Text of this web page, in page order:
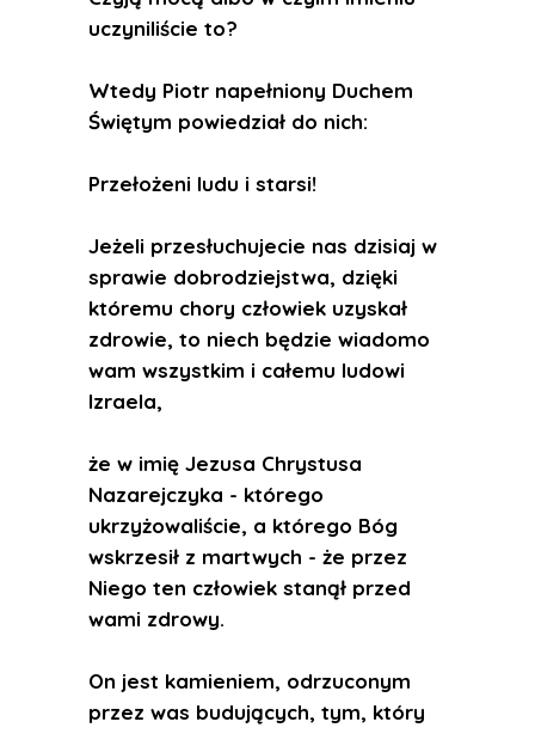
uczyniliście to?
Wtedy Piotr napełniony Duchem
Świętym powiedział do nich:
Przełożeni ludu i starsi!
Jeżeli przesłuchujecie nas dzisiaj w
sprawie dobrodziejstwa, dzięki
któremu chory człowiek uzyskał
zdrowie, to niech będzie wiadomo
wam wszystkim i całemu ludowi
Izraela,
że w imię Jezusa Chrystusa
Nazarejczyka - którego
ukrzyżowaliście, a którego Bóg
wskrzesił z martwych - że przez
Niego ten człowiek stanął przed
wami zdrowy.
On jest kamieniem, odrzuconym
przez was budujących, tym, który